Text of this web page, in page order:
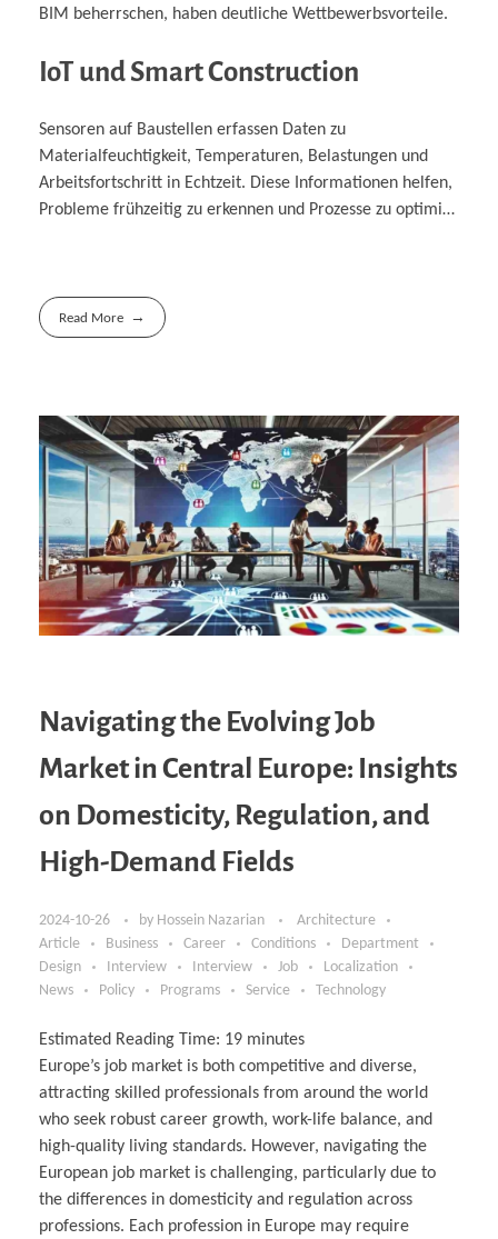
BIM beherrschen, haben deutliche Wettbewerbsvorteile.
IoT und Smart Construction
Sensoren auf Baustellen erfassen Daten zu
Materialfeuchtigkeit, Temperaturen, Belastungen und
Arbeitsfortschritt in Echtzeit. Diese Informationen helfen,
Probleme frühzeitig zu erkennen und Prozesse zu optimi…
Read More
Navigating the Evolving Job
Market in Central Europe: Insights
on Domesticity, Regulation, and
High-Demand Fields
2024-10-26 by Hossein Nazarian
Architecture
Article
Business Career Conditions
Department
Design
Interview Interview Job
Localization
News
Policy Programs Service Technology
Estimated Reading Time: 19 minutes
Europe’s job market is both competitive and diverse,
attracting skilled professionals from around the world
who seek robust career growth, work-life balance, and
high-quality living standards. However, navigating the
European job market is challenging, particularly due to
the differences in domesticity and regulation across
professions. Each profession in Europe may require